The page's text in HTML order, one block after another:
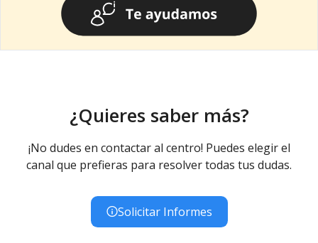
¿Quieres saber más?
¡No dudes en contactar al centro! Puedes elegir el
canal que prefieras para resolver todas tus dudas.
Solicitar Informes